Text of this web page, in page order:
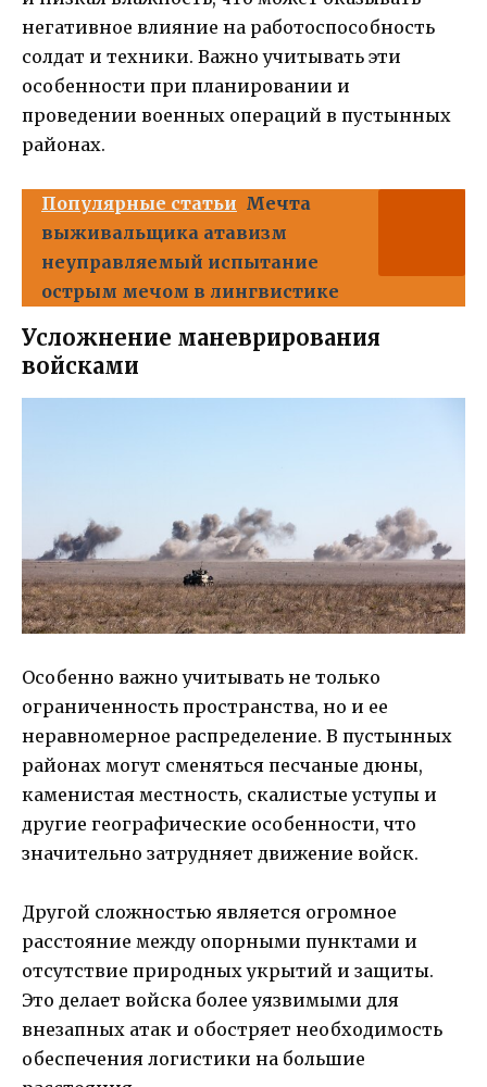
негативное влияние на работоспособность
солдат и техники. Важно учитывать эти
особенности при планировании и
проведении военных операций в пустынных
районах.
Популярные статьи Мечта
выживальщика атавизм
неуправляемый испытание
острым мечом в лингвистике
Усложнение маневрирования
войсками
Особенно важно учитывать не только
ограниченность пространства, но и ее
неравномерное распределение. В пустынных
районах могут сменяться песчаные дюны,
каменистая местность, скалистые уступы и
другие географические особенности, что
значительно затрудняет движение войск.
Другой сложностью является огромное
расстояние между опорными пунктами и
отсутствие природных укрытий и защиты.
Это делает войска более уязвимыми для
внезапных атак и обостряет необходимость
обеспечения логистики на большие